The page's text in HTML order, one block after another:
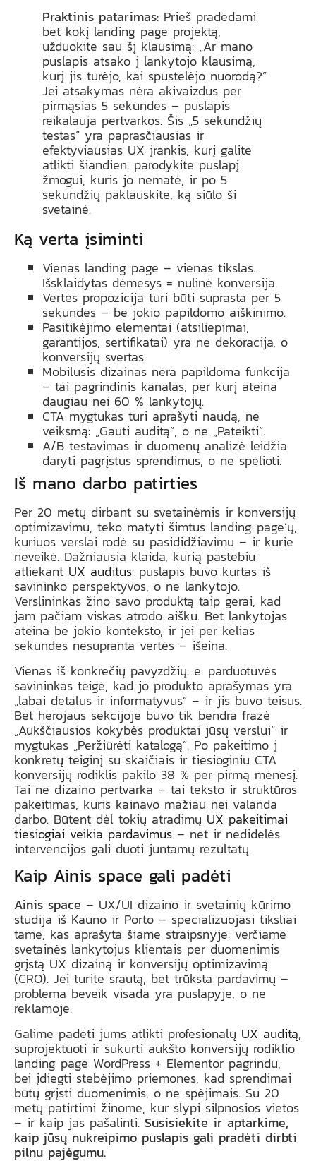
Praktinis patarimas: Prieš pradėdami
bet kokį landing page projektą,
užduokite sau šį klausimą: „Ar mano
puslapis atsako į lankytojo klausimą,
kurį jis turėjo, kai spustelėjo nuorodą?”
Jei atsakymas nėra akivaizdus per
pirmąsias 5 sekundes – puslapis
reikalauja pertvarkos. Šis „5 sekundžių
testas” yra paprasčiausias ir
efektyviausias UX įrankis, kurį galite
atlikti šiandien: parodykite puslapį
žmogui, kuris jo nematė, ir po 5
sekundžių paklauskite, ką siūlo ši
svetainė.
Ką verta įsiminti
Vienas landing page – vienas tikslas.
Išsklaidytas dėmesys = nulinė konversija.
Vertės propozicija turi būti suprasta per 5
sekundes – be jokio papildomo aiškinimo.
Pasitikėjimo elementai (atsiliepimai,
garantijos, sertifikatai) yra ne dekoracija, o
konversijų svertas.
Mobilusis dizainas nėra papildoma funkcija
– tai pagrindinis kanalas, per kurį ateina
daugiau nei 60 % lankytojų.
CTA mygtukas turi aprašyti naudą, ne
veiksmą: „Gauti auditą”, o ne „Pateikti”.
A/B testavimas ir duomenų analizė leidžia
daryti pagrįstus sprendimus, o ne spėlioti.
Iš mano darbo patirties
Per 20 metų dirbant su svetainėmis ir konversijų
optimizavimu, teko matyti šimtus landing page’ų,
kuriuos verslai rodė su pasididžiavimu – ir kurie
neveikė. Dažniausia klaida, kurią pastebiu
atliekant UX auditus: puslapis buvo kurtas iš
savininko perspektyvos, o ne lankytojo.
Verslininkas žino savo produktą taip gerai, kad
jam pačiam viskas atrodo aišku. Bet lankytojas
ateina be jokio konteksto, ir jei per kelias
sekundes nesupranta vertės – išeina.
Vienas iš konkrečių pavyzdžių: e. parduotuvės
savininkas teigė, kad jo produkto aprašymas yra
„labai detalus ir informatyvus” – ir jis buvo teisus.
Bet herojaus sekcijoje buvo tik bendra frazė
„Aukščiausios kokybės produktai jūsų verslui” ir
mygtukas „Peržiūrėti katalogą”. Po pakeitimo į
konkretų teiginį su skaičiais ir tiesioginiu CTA
konversijų rodiklis pakilo 38 % per pirmą mėnesį.
Tai ne dizaino pertvarka – tai teksto ir struktūros
pakeitimas, kuris kainavo mažiau nei valanda
darbo. Būtent dėl tokių atradimų UX pakeitimai
tiesiogiai veikia pardavimus – net ir nedidelės
intervencijos gali duoti juntamų rezultatų.
Kaip Ainis space gali padėti
Ainis space – UX/UI dizaino ir svetainių kūrimo
studija iš Kauno ir Porto – specializuojasi tiksliai
tame, kas aprašyta šiame straipsnyje: verčiame
svetainės lankytojus klientais per duomenimis
grįstą UX dizainą ir konversijų optimizavimą
(CRO). Jei turite srautą, bet trūksta pardavimų –
problema beveik visada yra puslapyje, o ne
reklamoje.
Galime padėti jums atlikti profesionalų UX auditą,
suprojektuoti ir sukurti aukšto konversijų rodiklio
landing page WordPress + Elementor pagrindu,
bei įdiegti stebėjimo priemones, kad sprendimai
būtų grįsti duomenimis, o ne spėjimais. Su 20
metų patirtimi žinome, kur slypi silpnosios vietos
– ir kaip jas pašalinti. Susisiekite ir aptarkime,
kaip jūsų nukreipimo puslapis gali pradėti dirbti
pilnu pajėgumu.